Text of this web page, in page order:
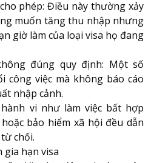
phép: Điều này thường xảy
muốn tăng thu nhập nhưng
giờ làm của loại visa họ đang
đúng quy định: Một số
việc mà không báo cáo
nhập cảnh.
vi như làm việc bất hợp
bảo hiểm xã hội đều dẫn
chối.
gia hạn visa